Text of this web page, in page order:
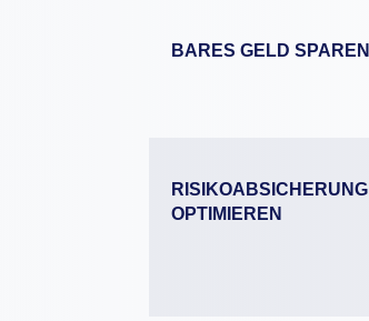
BARES GELD SPAREN
RISIKOABSICHERUNG
OPTIMIEREN